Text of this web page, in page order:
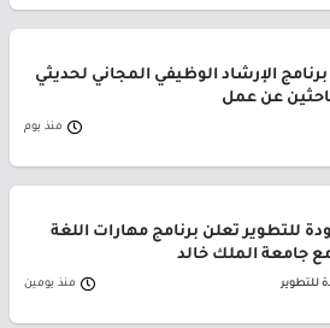
الإرشاد الوظيفي المجاني لحديثي
عن عمل
منذ يوم
للتطوير تعلن برنامج مهارات اللغة
مع جامعة الملك خالد
للتطوير منذ يومين